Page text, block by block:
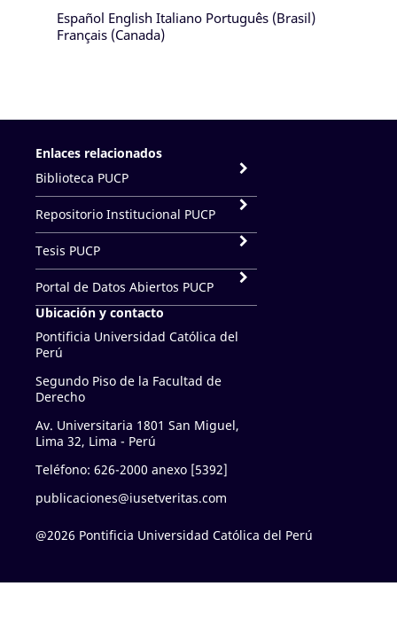
Español English Italiano Português (Brasil)
Français (Canada)
Enlaces relacionados
Biblioteca PUCP
Repositorio Institucional PUCP
Tesis PUCP
Portal de Datos Abiertos PUCP
Ubicación y contacto
Pontificia Universidad Católica del
Perú
Segundo Piso de la Facultad de
Derecho
Av. Universitaria 1801 San Miguel,
Lima 32, Lima - Perú
Teléfono: 626-2000 anexo [5392]
publicaciones@iusetveritas.com
@2026 Pontificia Universidad Católica del Perú